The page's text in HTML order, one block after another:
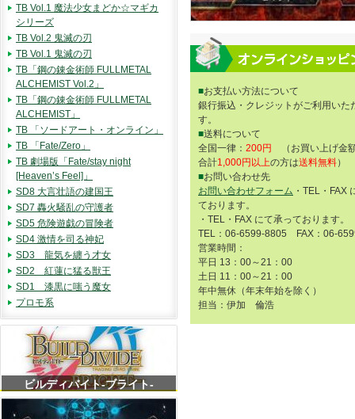
■お支払い方法について
銀行振込・クレジットがご利用いた
す。
■送料について
全国一律： 200円
（お買い上げ金
合計1,000円以上の方は送料無料）
■お問い合わせ先
お問い合わせフォーム ・TEL・FAX
ております。
・TEL・FAX にて承っております。
TEL：06-6599-8805 FAX：06-
営業時間：
平日 13：00～21：00
土日 11：00～21：00
年中無休（年末年始を除く）
担当：伊加 倫浩
TB Vol.1 魔法少女まどか☆マギカ
シリーズ
TB Vol.2 鬼滅の刃
TB Vol.1 鬼滅の刃
TB「鋼の錬金術師 FULLMETAL
ALCHEMIST Vol.2」
TB「鋼の錬金術師 FULLMETAL
ALCHEMIST」
TB 「ソードアート・オンライン」
TB 「Fate/Zero」
TB 劇場版「Fate/stay night
[Heaven’s Feel]」
SD8 大言壮語の建国王
SD7 轟火騒乱の守護者
SD5 危険遊戯の冒険者
SD4 激情を司る神妃
SD3 龍気を纏う才女
SD2 紅蓮に猛る獣王
SD1 漆黒に嗤う魔女
プロモ系
ビルディバイト-ブライト-